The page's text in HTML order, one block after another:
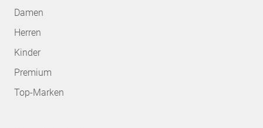
Damen
Herren
Kinder
Premium
Top-Marken